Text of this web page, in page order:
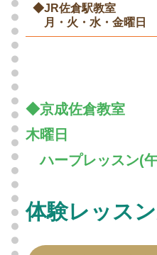
◆JR佐倉駅教室
月・火・水・金曜日
◆京成佐倉教室
木曜日
〇ハープレッスン(午
体験レッス